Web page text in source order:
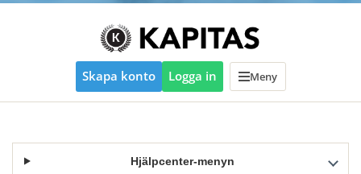
Skapa konto Logga in Meny
Hjälpcenter-menyn